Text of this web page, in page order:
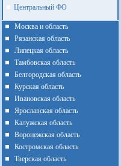
Центральный ФО
Москва и область
Рязанская область
Липецкая область
Тамбовская область
Белгородская область
Курская область
Ивановская область
Ярославская область
Калужская область
Воронежская область
Костромская область
Тверская область